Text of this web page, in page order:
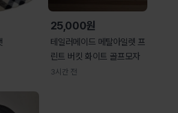
25,000원
테일러메이드 메탈아일렛 프
린트 버킷 화이트 골프모자
3시간 전